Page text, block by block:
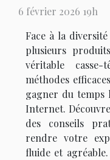
6 février 2026 19h
Face à la
plusieurs
véritable
méthodes
gagner du temps
Internet.
des conseils
rendre votre
fluide et